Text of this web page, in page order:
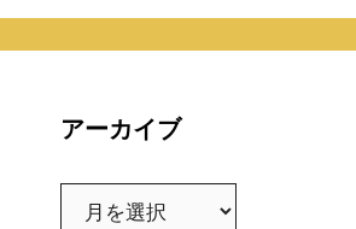
アーカイブ